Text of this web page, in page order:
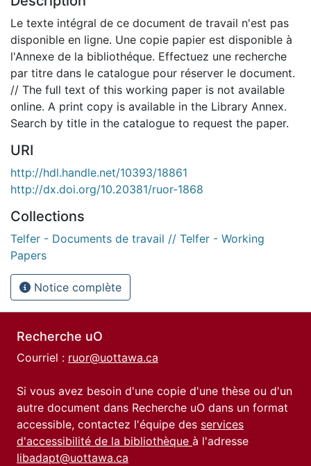
Le texte intégral de ce document de travail n'est pas
disponible en ligne. Une copie papier est disponible à
l'Annexe de la bibliothéque. Effectuez une recherche
par titre dans le catalogue pour réserver le document.
// The full text of this working paper is not available
online. A print copy is available in the Library Annex.
Search by title in the catalogue to request the paper.
URI
http://hdl.handle.net/10393/18861
http://dx.doi.org/10.20381/ruor-1868
Collections
Telfer - Documents de travail // Telfer - Working
Papers
Notice complète
Recherche uO
Courriel : ruor@uottawa.ca
Si vous avez besoin d'une copie d'une thèse ou d'un
autre document dans Recherche uO dans un format
accessible, contactez l'équipe des services
d'accessibilité de la bibliothèque à l'adresse
libadapt@uottawa.ca